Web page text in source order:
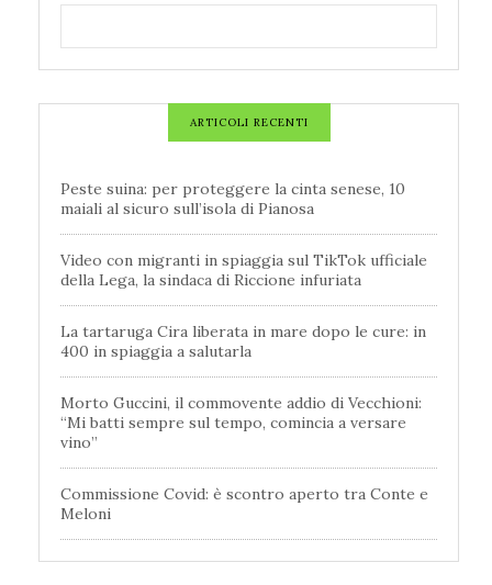
ARTICOLI RECENTI
Peste suina: per proteggere la cinta senese, 10
maiali al sicuro sull’isola di Pianosa
Video con migranti in spiaggia sul TikTok ufficiale
della Lega, la sindaca di Riccione infuriata
La tartaruga Cira liberata in mare dopo le cure: in
400 in spiaggia a salutarla
Morto Guccini, il commovente addio di Vecchioni:
“Mi batti sempre sul tempo, comincia a versare
vino”
Commissione Covid: è scontro aperto tra Conte e
Meloni